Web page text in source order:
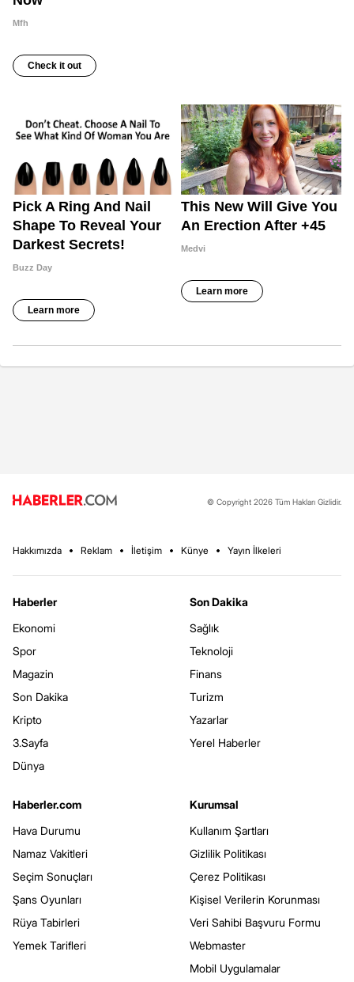
© Copyright 2026 Tüm Hakları Gizlidir.
Hakkımızda Reklam İletişim Künye Yayın İlkeleri
Haberler
Ekonomi
Spor
Magazin
Son Dakika
Kripto
3.Sayfa
Dünya
Son Dakika
Sağlık
Teknoloji
Finans
Turizm
Yazarlar
Yerel Haberler
Haberler.com
Hava Durumu
Namaz Vakitleri
Seçim Sonuçları
Şans Oyunları
Rüya Tabirleri
Yemek Tarifleri
Kurumsal
Kullanım Şartları
Gizlilik Politikası
Çerez Politikası
Kişisel Verilerin Korunması
Veri Sahibi Başvuru Formu
Webmaster
Mobil Uygulamalar